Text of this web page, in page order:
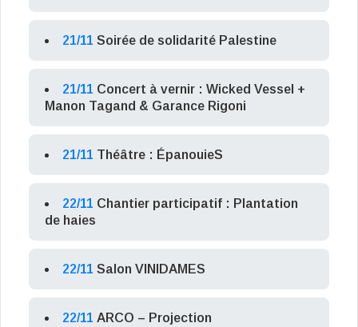
21/11 Soirée de solidarité Palestine
21/11 Concert à vernir : Wicked Vessel +
Manon Tagand & Garance Rigoni
21/11 Théâtre : ÉpanouieS
22/11 Chantier participatif : Plantation
de haies
22/11 Salon VINIDAMES
22/11 ARCO – Projection